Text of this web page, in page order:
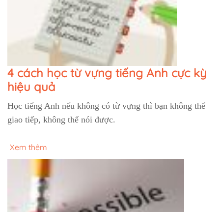
4 cách học từ vựng tiếng Anh cực kỳ
hiệu quả
Học tiếng Anh nếu không có từ vựng thì bạn không thể
giao tiếp, không thể nói được.
Xem thêm